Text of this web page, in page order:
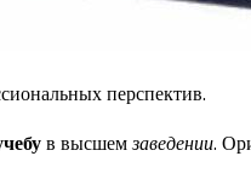
перспектив.
в высшемзаведении.